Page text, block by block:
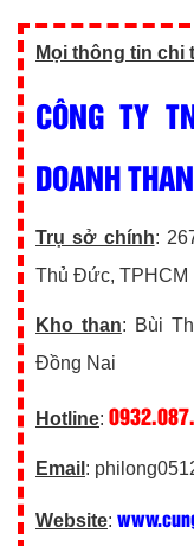
Mọi thông tin chi
CÔNG TY
DOANH
Trụ sở chính:
Thủ Đức, TPHCM
Kho than: Bùi
Đồng Nai
Hotline:
Email :
Website: